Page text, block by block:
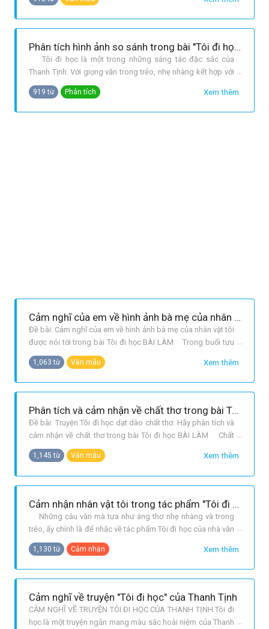
của buổi tựu trường” của bài Tôi đi học, lòng em lại nao nức
buổi ban mai
Phân tích hình ảnh so sánh trong bài "Tôi đi học".
Tôi đi học là một trong những sáng tác đặc sắc của
Thanh Tịnh. Với giọng văn trong trẻo, nhẹ nhàng kết hợp với
những hình ảnh so sánh đặc sắc đã tạo nên cái hay riêng
cho tác phẩm này. Hình ảnh so sánh đầu tiên chính là hình
ảnh: “Tôi quên thế nào đượ
Xem thêm
919 từ Phân tích
Cảm nghĩ của em về hình ảnh bà mẹ của nhân vật tôi trong truyện Tôi đi học
Đề bài: Cảm nghĩ của em về hình ảnh bà mẹ của nhân vật tôi
được nói tới trong bài Tôi đi học BÀI LÀM Trong buổi tựu
trường, nhân vật tôi được người mẹ hiền thương yêu đưa
đến trường. Đã bao năm tháng trôi qua, “lòng tôi lại tưng
bừng rộn rã khi nhìn thấy mấy em nhỏ “rụt rè núp dưới nón
mẹ lần đầu
Xem thêm
1,063 từ Văn mẫu
Phân tích và cảm nhận về chất thơ trong bài Tôi đi học
Đề bài: Truyện Tôi đi học dạt dào chất thơ. Hãy phân tích và
cảm nhận về chất thơ trong bài Tôi đi học BÀI LÀM Chất
thơ là một nét đẹp tạo nên giá trị tư tưởng và nghệ thuật của
truyện ngắn Tôi đi học”. Chất thơ được biểu hiện một cách
cả
Xem thêm
1,145 từ Văn mẫu
Cảm nhận nhân vật tôi trong tác phẩm "Tôi đi học".
Những câu văn mà tựa như áng thơ nhẹ nhàng và trong
trẻo, ấy chính là để nhắc về tác phẩm Tôi đi học của nhà văn
Thanh Tịnh. Lấy điểm nhìn của cậu bé non nớt, khi bước
chân vào lớp một, nhà văn đã cho ta thấy những cảm xúc
Xem thêm
1,130 từ Cảm nhận
Cảm nghĩ về truyện "Tôi đi học" của Thanh Tịnh
CẢM NGHĨ VỀ TRUYỆN TÔI ĐI HỌC CỦA THANH TỊNH Tôi đi
học là một truyện ngắn mang màu sắc hoài niệm của Thanh